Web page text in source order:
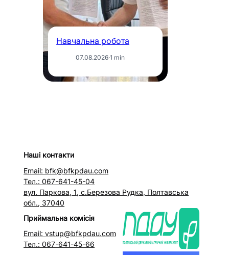
Навчальна робота
07.08.2026·1 min
Наші контакти
Email: bfk@bfkpdau.com
Тел.: 067-641-45-04
вул. Паркова, 1, с.Березова Рудка, Полтавська
обл., 37040
Приймальна комісія
Email: vstup@bfkpdau.com
Тел.: 067-641-45-66